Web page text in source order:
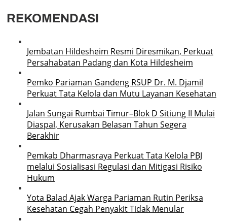
REKOMENDASI
Jembatan Hildesheim Resmi Diresmikan, Perkuat
Persahabatan Padang dan Kota Hildesheim
Pemko Pariaman Gandeng RSUP Dr. M. Djamil
Perkuat Tata Kelola dan Mutu Layanan Kesehatan
Jalan Sungai Rumbai Timur–Blok D Sitiung II Mulai
Diaspal, Kerusakan Belasan Tahun Segera
Berakhir
Pemkab Dharmasraya Perkuat Tata Kelola PBJ
melalui Sosialisasi Regulasi dan Mitigasi Risiko
Hukum
Yota Balad Ajak Warga Pariaman Rutin Periksa
Kesehatan Cegah Penyakit Tidak Menular